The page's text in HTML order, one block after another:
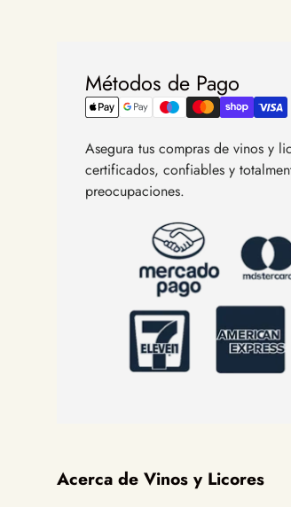
Métodos de Pago
Asegura tus compras de vinos y
certificados, confiables y
preocupaciones.
Acerca de Vinos y Licores